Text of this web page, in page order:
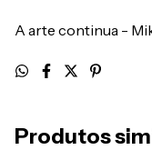
A arte continua -
Produtos